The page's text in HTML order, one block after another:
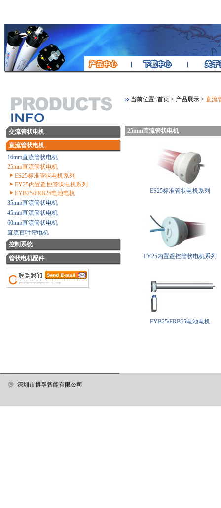
交流管状电机
直流管状电机
16mm直流管状电机
25mm直流管状电机
ES25标准管状电机系列
EY25内置遥控管状电机系列
EYB25/ERB25电池电机
35mm直流管状电机
45mm直流管状电机
60mm直流管状电机
直流百叶帘电机
控制系统
管状电机配件
当前位置: 首页 > 产品展示 > 直流
25mm直流管状电机
ES25标准管状电机系列
EY25内置遥控管状电机系列
EYB25/ERB25电池电机